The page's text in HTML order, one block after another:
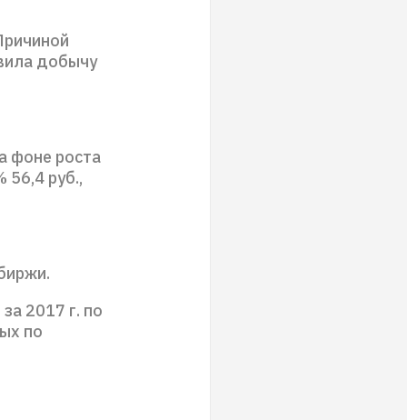
добычу
фоне роста
56,4 руб.,
2017 г. по
по